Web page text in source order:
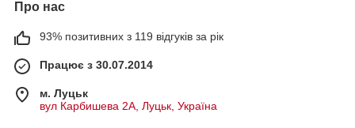
Про нас
93% позитивних з 119 відгуків за рік
Працює з 30.07.2014
м. Луцьк
вул Карбишева 2А, Луцьк, Україна